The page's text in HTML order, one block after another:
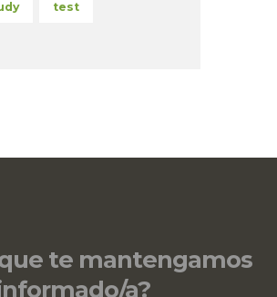
test
te mantengamos
a?